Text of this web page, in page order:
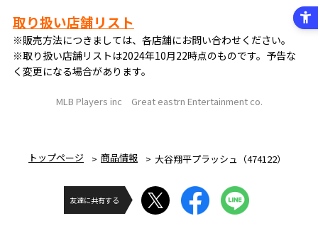
取り扱い店舗リスト
※販売方法につきましては、各店舗にお問い合わせください。
※取り扱い店舗リストは2024年10月22時点のものです。予告な
く変更になる場合があります。
MLB Players inc Great eastrn Entertainment co.
トップページ 商品情報 大谷翔平プラッシュ（474122）
友達に共有する